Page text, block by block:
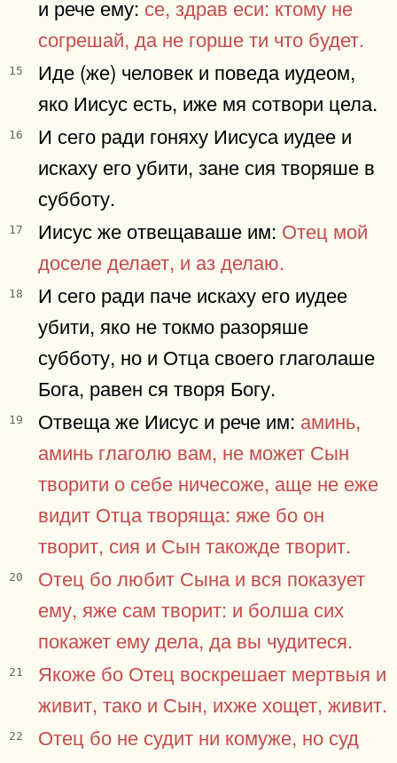
и рече ему: се, здрав еси: ктому не
согрешай, да не горше ти что будет.
15
Иде (же) человек и поведа иудеом,
яко Иисус есть, иже мя сотвори цела.
16
И сего ради гоняху Иисуса иудее и
искаху его убити, зане сия творяше в
субботу.
17 Иисус же отвещаваше им: Отец мой
доселе делает, и аз делаю.
18
И сего ради паче искаху его иудее
убити, яко не токмо разоряше
субботу, но и Отца своего глаголаше
Бога, равен ся творя Богу.
19 Отвеща же Иисус и рече им: аминь,
аминь глаголю вам, не может Сын
творити о себе ничесоже, аще не еже
видит Отца творяща: яже бо он
творит, сия и Сын такожде творит.
20
Отец бо любит Сына и вся показует
ему, яже сам творит: и болша сих
покажет ему дела, да вы чудитеся.
21
Якоже бо Отец воскрешает мертвыя и
живит, тако и Сын, ихже хощет, живит.
22
Отец бо не судит ни комуже, но суд